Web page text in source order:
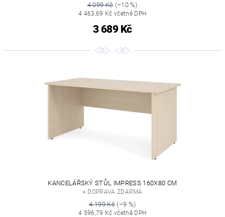
4 099 Kč(–10 %)
4 463,69 Kč včetně DPH
3 689 Kč
KANCELÁŘSKÝ STŮL IMPRESS 160X80 CM
+ DOPRAVA ZDARMA
4 199 Kč(–9 %)
4 596,79 Kč včetně DPH